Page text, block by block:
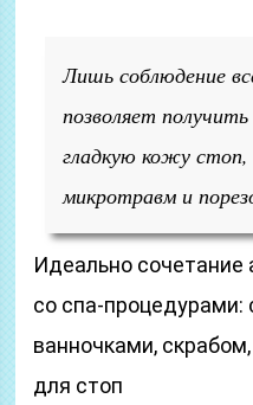
Лишь соблюдение
позволяет
гладкую кожу стоп,
микротравм и
Идеально сочетание
со спа-
ванночками,
для стоп